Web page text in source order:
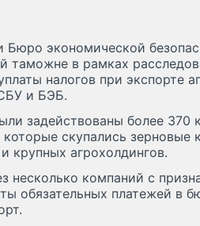
Бюро экономической
таможне в рамках
налогов при экспорте
и БЭБ.
задействованы более 370
скупались зерновые
крупных агрохолдингов.
несколько компаний с
обязательных платежей в